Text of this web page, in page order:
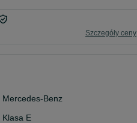
Szczegóły ceny
Mercedes-Benz
Klasa E